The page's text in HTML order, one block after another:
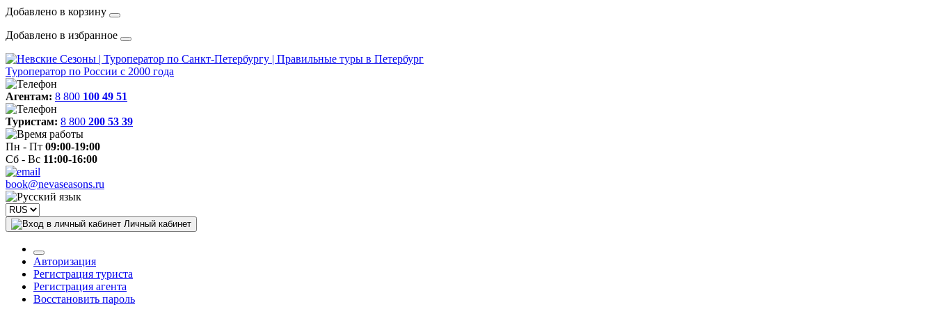
Добавлено в корзину
Добавлено в избранное
Туроператор по России с 2000 года
Агентам: 8 800 100 49 51
Туристам: 8 800 200 53 39
Пн - Пт 09:00-19:00
Сб - Вс 11:00-16:00
book@nevaseasons.ru
Личный кабинет
Авторизация
Регистрация туриста
Регистрация агента
Восстановить пароль